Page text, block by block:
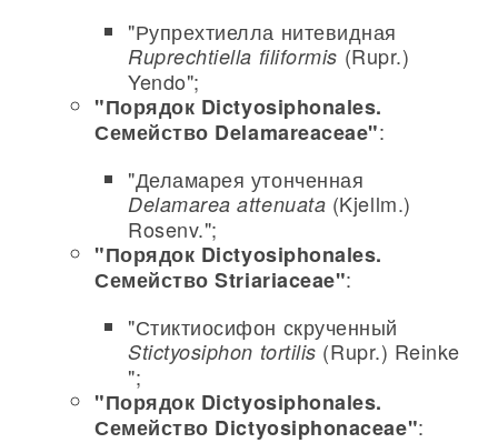
"Рупрехтиелла нитевидная
Ruprechtiella filiformis (Rupr.)
Yendo";
"Порядок Dictyosiphonales.
Семейство Delamareaceae":
"Деламарея утонченная
Delamarea attenuata (Kjellm.)
Rosenv.";
"Порядок Dictyosiphonales.
Семейство Striariaceae":
"Стиктиосифон скрученный
Stictyosiphon tortilis (Rupr.) Reinke
";
"Порядок Dictyosiphonales.
Семейство Dictyosiphonaceae":